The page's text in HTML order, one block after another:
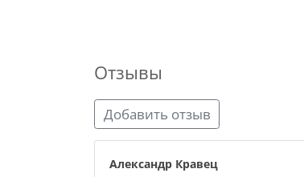
Отзывы
Добавить отзыв
Александр Кравец